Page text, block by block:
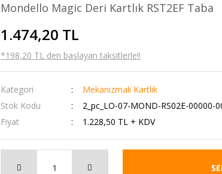
Mondello Magic Deri Kartlık RST2EF Taba
1.474,20 TL
*198,20 TL den başlayan taksitlerle!!
Kategori
Mekanizmalı Kartlık
Stok Kodu
2_pc_LO-07-MOND-RS02E-00000-
Fiyat
1.228,50 TL + KDV